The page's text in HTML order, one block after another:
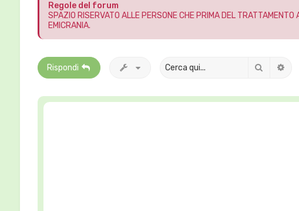
Regole del forum
SPAZIO RISERVATO ALLE PERSONE CHE PRIMA DEL
EMICRANIA.
Rispondi Cerca